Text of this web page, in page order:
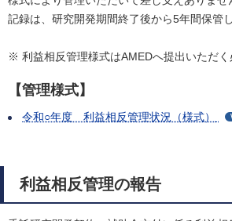
記録は、研究開発期間終了後から5年間保管
※ 利益相反管理様式はAMEDへ提出いただく
【管理様式】
令和○年度 利益相反管理状況（様式）
利益相反管理の報告